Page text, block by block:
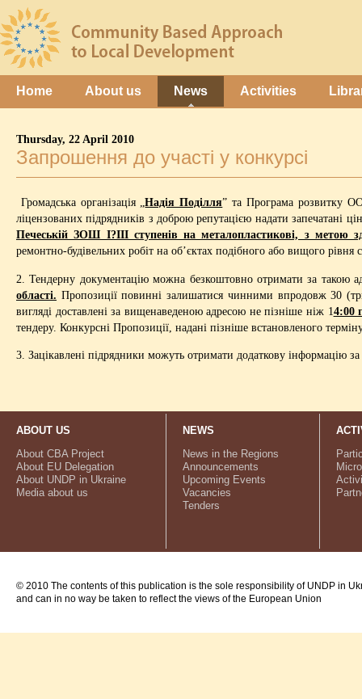
Home About us News Activities
Thursday, 22 April 2010
Запрошення до участі у конкурсі
Громадська організація „Надія Поділля” та Програма розвитку
ліцензованих підрядників з доброю репутацією надати запечатані
Печеській ЗОШ І?ІІІ ступенів на металопластикові, з метою
ремонтно-будівельних робіт на об’єктах подібного або вищого рівня
2. Тендерну документацію можна безкоштовно отримати за такою
області. Пропозиції повинні залишатися чинними впродовж 30
вигляді доставлені за вищенаведеною адресою не пізніше ніж 14:00
тендеру. Конкурсні Пропозиції, надані пізніше встановленого
3. Зацікавлені підрядники можуть отримати додаткову інформацію
ABOUT US
About CBA Project
About EU Delegation
About UNDP in Ukraine
Media about us
NEWS
News in the Regions
Announcements
Upcoming Events
Vacancies
Tenders
© 2010 The contents of this publication is the sole responsibility of UNDP in
and can in no way be taken to reflect the views of the European Union